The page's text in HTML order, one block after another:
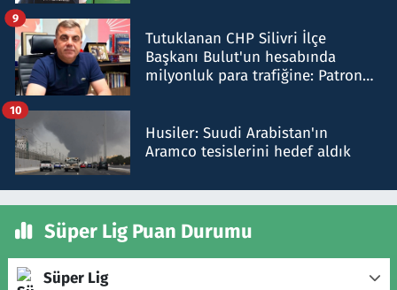
Tutuklanan CHP Silivri İlçe
Başkanı Bulut'un hesabında
milyonluk para trafiğine: Patron
9
Husiler: Suudi Arabistan'ın
Aramco tesislerini hedef aldık
10
Süper Lig Puan Durumu
Süper Lig